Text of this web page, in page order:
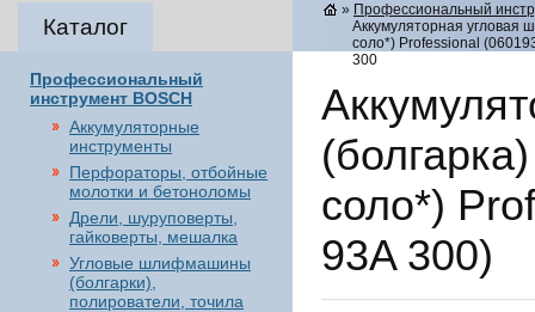
Каталог
Профессиональный
инструмент BOSCH
Аккумуляторные
инструменты
Перфораторы, отбойные
молотки и бетоноломы
Дрели, шуруповерты,
гайковерты, мешалка
Угловые шлифмашины
(болгарки),
полирователи, точила
» Профессиональный
Аккумуляторная угловая
соло*) Professional
300
соло*)
93A 300)